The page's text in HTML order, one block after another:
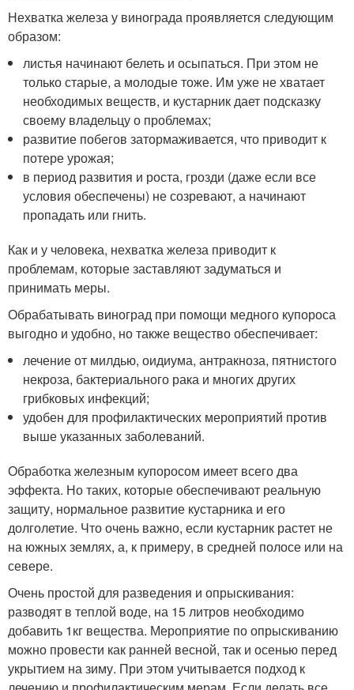
Нехватка железа у винограда проявляется следующим
образом:
листья начинают белеть и осыпаться. При этом не
только старые, а молодые тоже. Им уже не хватает
необходимых веществ, и кустарник дает подсказку
своему владельцу о проблемах;
развитие побегов затормаживается, что приводит к
потере урожая;
в период развития и роста, грозди (даже если все
условия обеспечены) не созревают, а начинают
пропадать или гнить.
Как и у человека, нехватка железа приводит к
проблемам, которые заставляют задуматься и
принимать меры.
Обрабатывать виноград при помощи медного купороса
выгодно и удобно, но также вещество обеспечивает:
лечение от милдью, оидиума, антракноза, пятнистого
некроза, бактериального рака и многих других
грибковых инфекций;
удобен для профилактических мероприятий против
выше указанных заболеваний.
Обработка железным купоросом имеет всего два
эффекта. Но таких, которые обеспечивают реальную
защиту, нормальное развитие кустарника и его
долголетие. Что очень важно, если кустарник растет не
на южных землях, а, к примеру, в средней полосе или на
севере.
Очень простой для разведения и опрыскивания:
разводят в теплой воде, на 15 литров необходимо
добавить 1кг вещества. Мероприятие по опрыскиванию
можно провести как ранней весной, так и осенью перед
укрытием на зиму. При этом учитывается подход к